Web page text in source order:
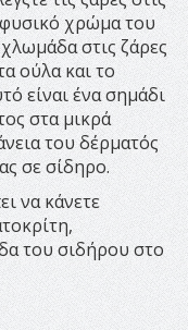
φυσικό χρώμα του
στις ζάρες
ούλα και το
είναι ένα σημάδι
στα μικρά
του δέρματός
σε σίδηρο.
να κάνετε
του σιδήρου στο